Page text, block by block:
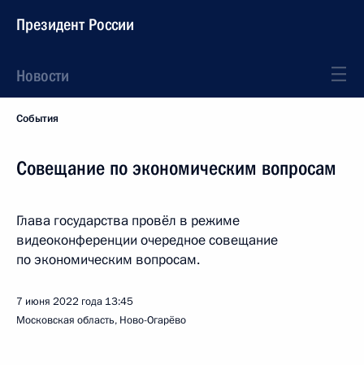
Президент России
Новости
События
Совещание по экономическим вопросам
Глава государства провёл в режиме
видеоконференции очередное совещание
по экономическим вопросам.
7 июня 2022 года 13:45
Московская область, Ново-Огарёво